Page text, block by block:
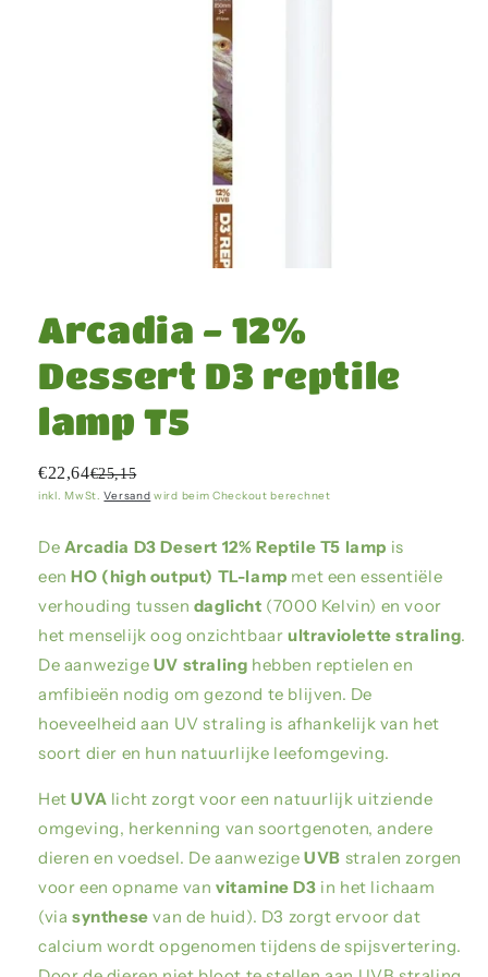
Modal
öffnen
Arcadia - 12%
Dessert D3 reptile
lamp T5
€22,64€25,15
inkl. MwSt.Versand wird beim Checkout berechnet
De Arcadia D3 Desert 12% Reptile T5 lamp is
een HO (high output) TL-lamp met een essentiële
verhouding tussen daglicht (7000 Kelvin) en voor
het menselijk oog onzichtbaar ultraviolette straling.
De aanwezige UV straling hebben reptielen en
amfibieën nodig om gezond te blijven. De
hoeveelheid aan UV straling is afhankelijk van het
soort dier en hun natuurlijke leefomgeving.
Het UVA licht zorgt voor een natuurlijk uitziende
omgeving, herkenning van soortgenoten, andere
dieren en voedsel. De aanwezige UVB stralen zorgen
voor een opname van vitamine D3 in het lichaam
(via synthese van de huid). D3 zorgt ervoor dat
calcium wordt opgenomen tijdens de spijsvertering.